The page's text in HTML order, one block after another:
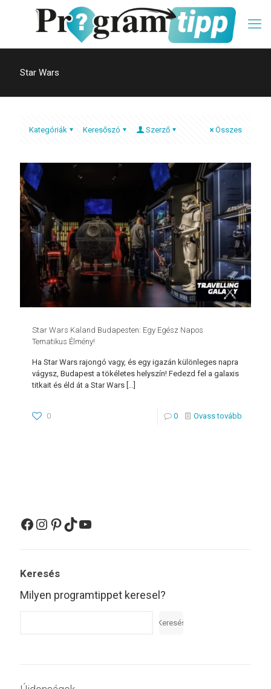
Star Wars
Kategóriák Keresőszó Szerző Összes
Star Wars Kaland Budapesten: Egy Egész Napos
Tematikus Élmény!
Ha Star Wars rajongó vagy, és egy igazán különleges napra
vágysz, Budapest a tökéletes helyszín! Fedezd fel a galaxis
titkait és éld át a Star Wars
0 0 Ovass tovább
Facebook
Instagram
Pinterest
TikTok
YouTube
Keresés
Milyen programtippet keresel?
Keresés